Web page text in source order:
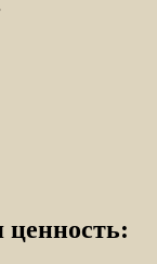
ценность: